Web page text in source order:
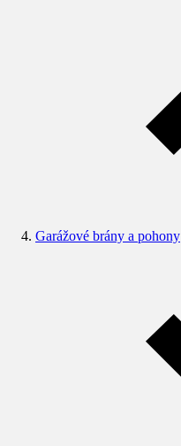
Garážové brány a pohony